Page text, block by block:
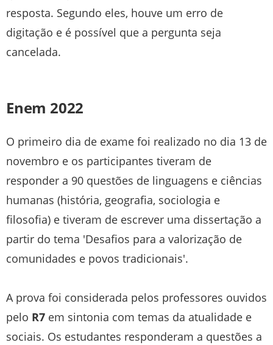
resposta. Segundo eles, houve um erro de
digitação e é possível que a pergunta seja
cancelada.
Enem 2022
O primeiro dia de exame foi realizado no dia 13 de
novembro e os participantes tiveram de
responder a 90 questões de linguagens e ciências
humanas (história, geografia, sociologia e
filosofia) e tiveram de escrever uma dissertação a
partir do tema 'Desafios para a valorização de
comunidades e povos tradicionais'.
A prova foi considerada pelos professores ouvidos
pelo R7 em sintonia com temas da atualidade e
sociais. Os estudantes responderam a questões a